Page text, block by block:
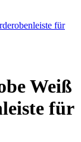
Weiß
für